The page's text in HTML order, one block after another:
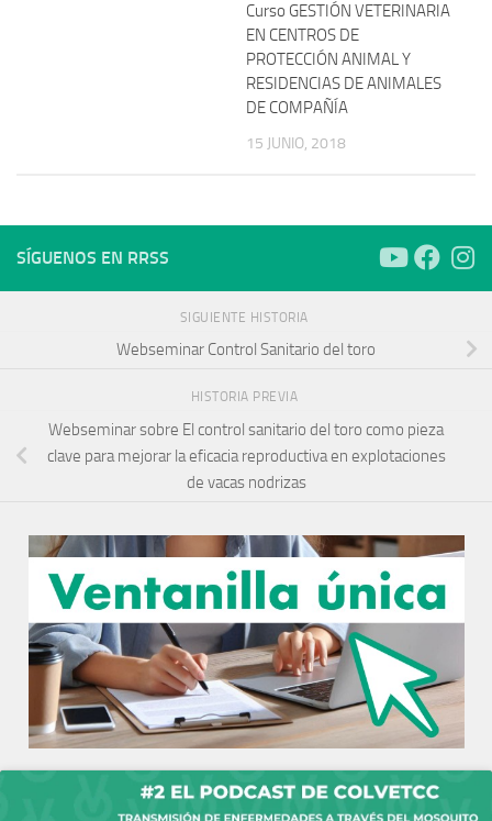
Curso GESTIÓN VETERINARIA
EN CENTROS DE
PROTECCIÓN ANIMAL Y
RESIDENCIAS DE ANIMALES
DE COMPAÑÍA
15 JUNIO, 2018
SÍGUENOS EN RRSS
SIGUIENTE HISTORIA
Webseminar Control Sanitario del toro
HISTORIA PREVIA
Webseminar sobre El control sanitario del toro como pieza
clave para mejorar la eficacia reproductiva en explotaciones
de vacas nodrizas